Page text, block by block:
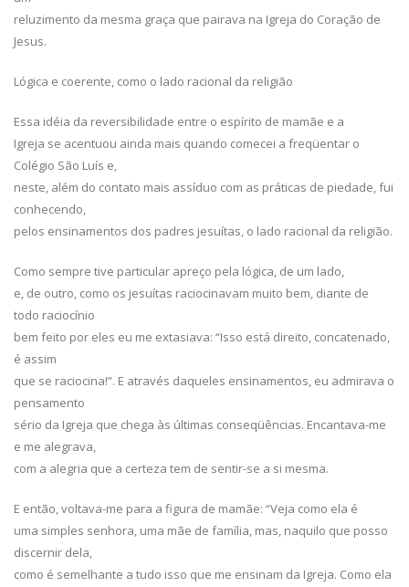
reluzimento da mesma graça que pairava na Igreja do Coração de
Jesus.
Lógica e coerente, como o lado racional da religião
Essa idéia da reversibilidade entre o espírito de mamãe e a
Igreja se acentuou ainda mais quando comecei a freqüentar o
Colégio São Luís e,
neste, além do contato mais assíduo com as práticas de piedade, fui
conhecendo,
pelos ensinamentos dos padres jesuítas, o lado racional da religião.
Como sempre tive particular apreço pela lógica, de um lado,
e, de outro, como os jesuítas raciocinavam muito bem, diante de
todo raciocínio
bem feito por eles eu me extasiava: “Isso está direito, concatenado,
é assim
que se raciocina!”. E através daqueles ensinamentos, eu admirava o
pensamento
sério da Igreja que chega às últimas conseqüências. Encantava-me
e me alegrava,
com a alegria que a certeza tem de sentir-se a si mesma.
E então, voltava-me para a figura de mamãe: “Veja como ela é
uma simples senhora, uma mãe de família, mas, naquilo que posso
discernir dela,
como é semelhante a tudo isso que me ensinam da Igreja. Como ela